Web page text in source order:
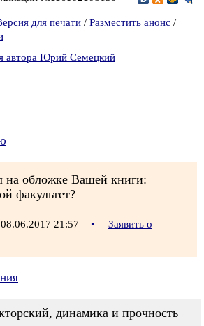
для печати / Разместить анонс /
автора Юрий Семецкий
обложке Вашей книги:
факультет?
21:57 •
Заявить о
динамика и прочность